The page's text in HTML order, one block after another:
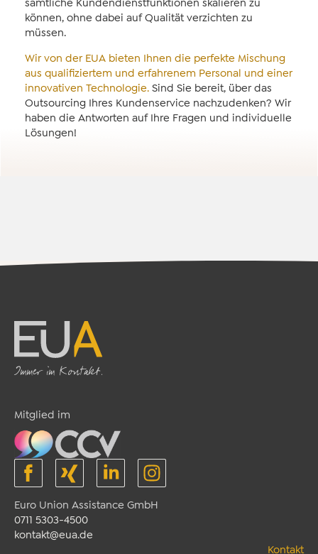
sämtliche Kundendienstfunktionen skalieren zu
können, ohne dabei auf Qualität verzichten zu
müssen.
Wir von der EUA bieten Ihnen die perfekte Mischung
aus qualifiziertem und erfahrenem Personal und einer
innovativen Technologie. Sind Sie bereit, über das
Outsourcing Ihres Kundenservice nachzudenken? Wir
haben die Antworten auf Ihre Fragen und individuelle
Lösungen!
Mitglied im
Euro Union Assistance GmbH
0711 5303-4500
kontakt@eua.de
Kontakt